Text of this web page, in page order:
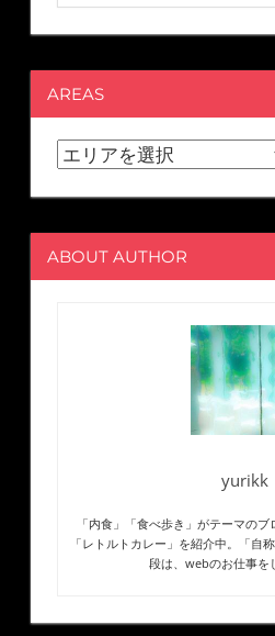
AREAS
ABOUT AUTHOR
yurikk
「内食」「食べ歩き」がテーマのブ
「レトルトカレー」を紹介中。「自
段は、webのお仕事を